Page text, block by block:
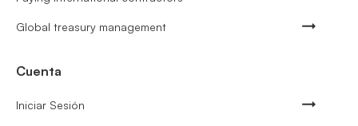
Global treasury management
Cuenta
Iniciar Sesión